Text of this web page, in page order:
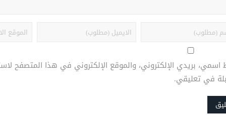
اسمي، بريدي الإلكتروني، والموقع الإلكتروني في هذا المتصفح
في تعليقي.